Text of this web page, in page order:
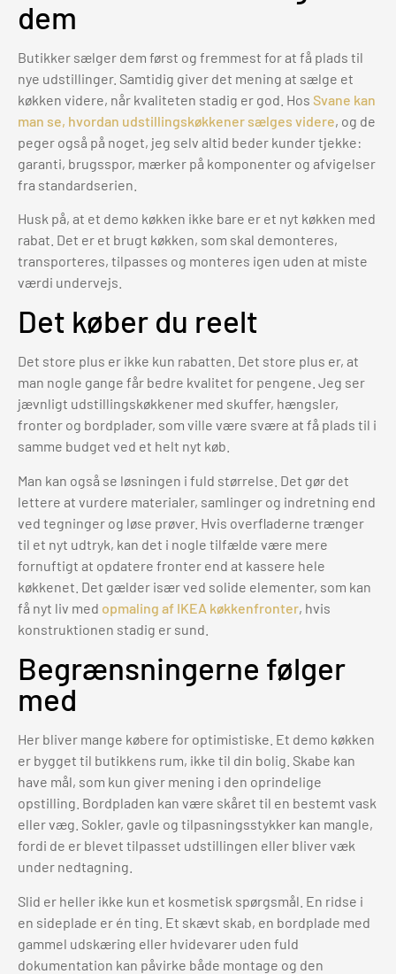
dem
Butikker sælger dem først og fremmest for at få plads til
nye udstillinger. Samtidig giver det mening at sælge et
køkken videre, når kvaliteten stadig er god. Hos Svane kan
man se, hvordan udstillingskøkkener sælges videre, og de
peger også på noget, jeg selv altid beder kunder tjekke:
garanti, brugsspor, mærker på komponenter og afvigelser
fra standardserien.
Husk på, at et demo køkken ikke bare er et nyt køkken med
rabat. Det er et brugt køkken, som skal demonteres,
transporteres, tilpasses og monteres igen uden at miste
værdi undervejs.
Det køber du reelt
Det store plus er ikke kun rabatten. Det store plus er, at
man nogle gange får bedre kvalitet for pengene. Jeg ser
jævnligt udstillingskøkkener med skuffer, hængsler,
fronter og bordplader, som ville være svære at få plads til i
samme budget ved et helt nyt køb.
Man kan også se løsningen i fuld størrelse. Det gør det
lettere at vurdere materialer, samlinger og indretning end
ved tegninger og løse prøver. Hvis overfladerne trænger
til et nyt udtryk, kan det i nogle tilfælde være mere
fornuftigt at opdatere fronter end at kassere hele
køkkenet. Det gælder især ved solide elementer, som kan
få nyt liv med opmaling af IKEA køkkenfronter, hvis
konstruktionen stadig er sund.
Begrænsningerne følger
med
Her bliver mange købere for optimistiske. Et demo køkken
er bygget til butikkens rum, ikke til din bolig. Skabe kan
have mål, som kun giver mening i den oprindelige
opstilling. Bordpladen kan være skåret til en bestemt vask
eller væg. Sokler, gavle og tilpasningsstykker kan mangle,
fordi de er blevet tilpasset udstillingen eller bliver væk
under nedtagning.
Slid er heller ikke kun et kosmetisk spørgsmål. En ridse i
en sideplade er én ting. Et skævt skab, en bordplade med
gammel udskæring eller hvidevarer uden fuld
dokumentation kan påvirke både montage og den